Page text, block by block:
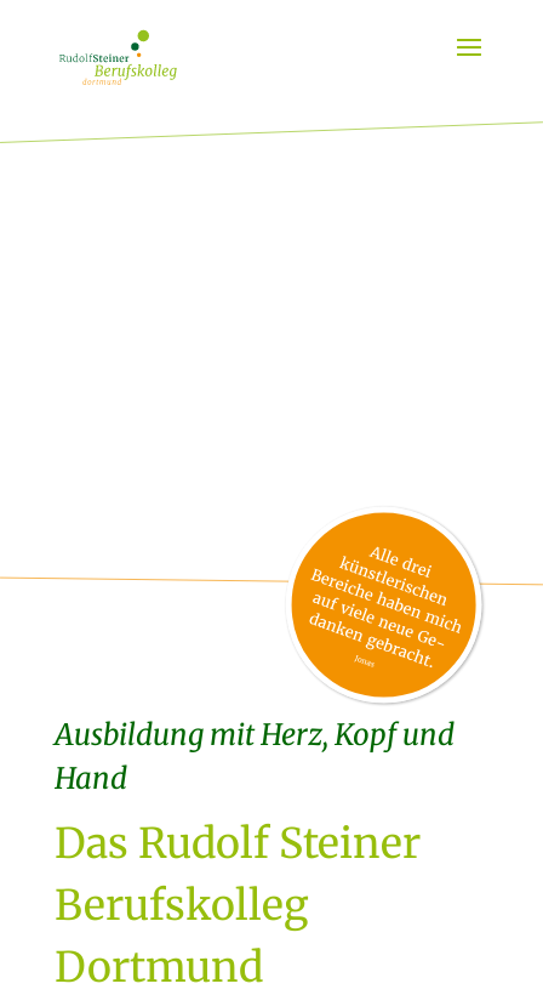
Ausbildung mit Herz, Kopf und
Hand
Das Rudolf Steiner
Berufskolleg
Dortmund